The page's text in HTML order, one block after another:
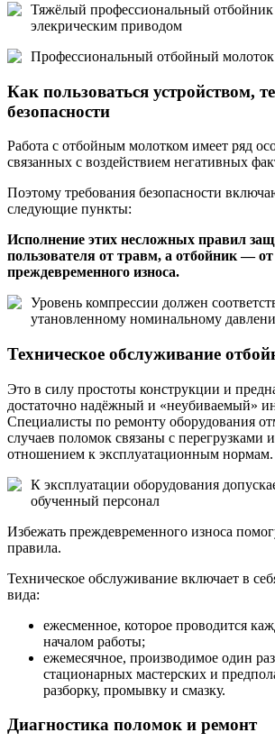
Тяжёлый профессиональный
элекрическим приводом
Профессиональный отбойный
Как пользоваться устройством,
безопасности
Работа с отбойным молотком имеет ряд
связанных с воздействием негативных
Поэтому требования безопасности
следующие пункты:
Исполнение этих несложных правил
пользователя от травм, а отбойник — от
преждевременного износа.
Уровень компрессии должен
утановленному номинальному
Техническое обслуживание
Это в силу простоты конструкции и
достаточно надёжный и «неубиваемый»
Специалисты по ремонту оборудования
случаев поломок связаны с перегрузками
отношением к эксплуатационным нормам.
К эксплуатации оборудования
обученный персонал
Избежать преждевременного износа
правила.
Техническое обслуживание включает в
вида:
ежесменное, которое проводится
началом работы;
ежемесячное, производимое один
стационарных мастерских и
разборку, промывку и смазку.
Диагностика поломок и ремонт